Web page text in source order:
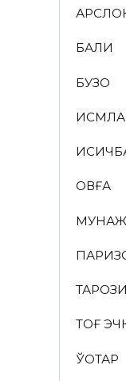
БАЛИҚ
БУЗОҚ
ҚОВҒА
ТАРОЗИ
ТОҒ
ЎҚОТАР